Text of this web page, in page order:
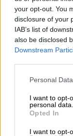
your opt-out. You
disclosure of your
IAB’s list of
also be disclosed
Downstream
Please note that
not limited to your
grant or deny
use your data for
consent section.
Personal
I want to opt-
personal data.
Opted In
I want to opt-
Γιώργου
Λεπενιώτη.
Πειραιωτών
των50.00
Αθλητικός
10.000 ευρώ.
Από την άλλη
εισόδου από